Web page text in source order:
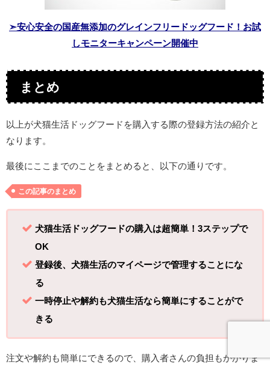
➣安心安全の国産無添加のグレインフリードッグフード！お試
しモニターキャンペーン開催中
まとめ
以上が犬猫生活ドッグフードを購入する際の登録方法の紹介と
なります。
最後にここまでのことをまとめると、以下の通りです。
この記事のまとめ
犬猫生活ドッグフードの購入は超簡単！3ステップで
OK
登録後、犬猫生活のマイページで管理することにな
る
一時停止や解約も犬猫生活なら簡単にすることがで
きる
注文や解約も簡単にできるので、購入者さんの負担もかかりま